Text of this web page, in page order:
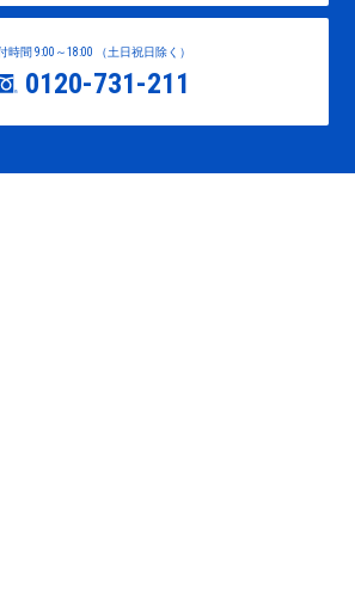
時間 9:00～18:00 （土日祝日除く）
0120-731-211